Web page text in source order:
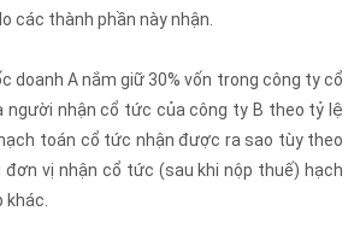
các thành phần này nhận.
doanh A nắm giữ 30% vốn trong công ty cổ
người nhận cổ tức của công ty B theo tỷ lệ
toán cổ tức nhận được ra sao tùy theo
vị nhận cổ tức (sau khi nộp thuế) hạch